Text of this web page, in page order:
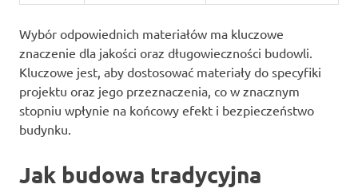
Wybór odpowiednich materiałów ma kluczowe
znaczenie dla jakości oraz długowieczności budowli.
Kluczowe jest, aby dostosować materiały do specyfiki
projektu oraz jego przeznaczenia, co w znacznym
stopniu wpłynie na końcowy efekt i bezpieczeństwo
budynku.
Jak budowa tradycyjna